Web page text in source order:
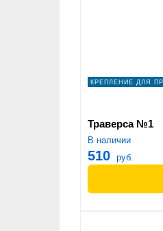
КРЕПЛЕНИЕ ДЛЯ
Траверса №1
В наличии
510 руб.